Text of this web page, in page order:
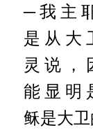
─ 我 主
是 从 大
灵 说 ，
能 显 明
稣是大